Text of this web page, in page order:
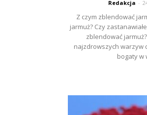
Redakcja -
Z czym zblendować
jarmuż? Czy
zblendować
najzdrowszych warzyw
bogaty w